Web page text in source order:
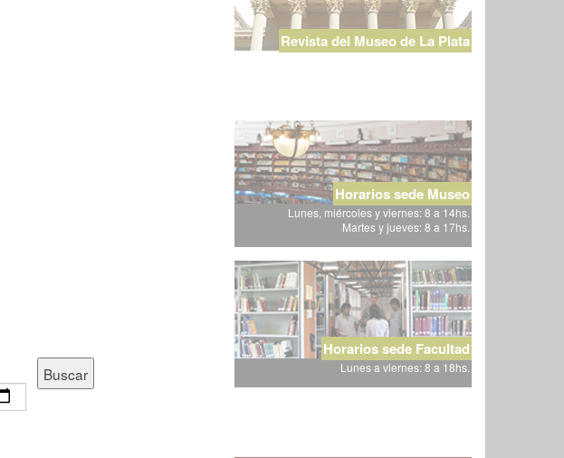
Revista del Museo de La Plata
Horarios sede Museo
Lunes, miércoles y viernes: 8 a 14hs.
Martes y jueves: 8 a 17hs.
Horarios sede Facultad
Lunes a viernes: 8 a 18hs.